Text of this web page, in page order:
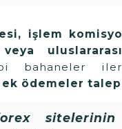
işlem
bahaneler
ek ödemeler